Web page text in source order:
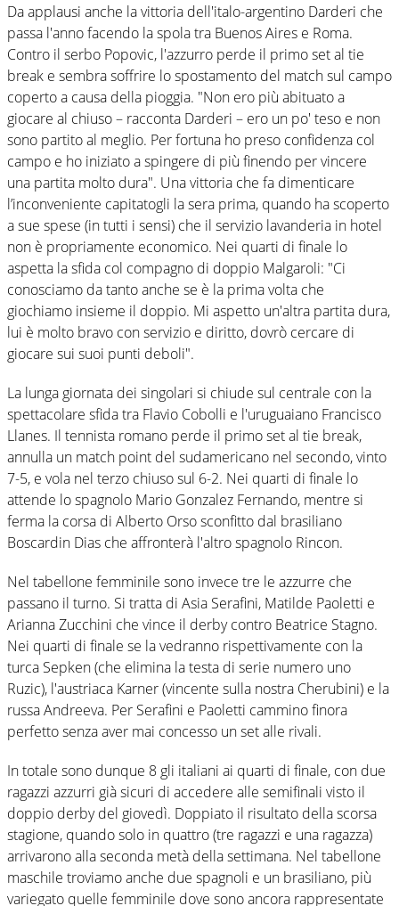
Da applausi anche la vittoria dell'italo-argentino Darderi che
passa l'anno facendo la spola tra Buenos Aires e Roma.
Contro il serbo Popovic, l'azzurro perde il primo set al tie
break e sembra soffrire lo spostamento del match sul campo
coperto a causa della pioggia. "Non ero più abituato a
giocare al chiuso – racconta Darderi – ero un po' teso e non
sono partito al meglio. Per fortuna ho preso confidenza col
campo e ho iniziato a spingere di più finendo per vincere
una partita molto dura". Una vittoria che fa dimenticare
l’inconveniente capitatogli la sera prima, quando ha scoperto
a sue spese (in tutti i sensi) che il servizio lavanderia in hotel
non è propriamente economico. Nei quarti di finale lo
aspetta la sfida col compagno di doppio Malgaroli: "Ci
conosciamo da tanto anche se è la prima volta che
giochiamo insieme il doppio. Mi aspetto un'altra partita dura,
lui è molto bravo con servizio e diritto, dovrò cercare di
giocare sui suoi punti deboli".
La lunga giornata dei singolari si chiude sul centrale con la
spettacolare sfida tra Flavio Cobolli e l'uruguaiano Francisco
Llanes. Il tennista romano perde il primo set al tie break,
annulla un match point del sudamericano nel secondo, vinto
7-5, e vola nel terzo chiuso sul 6-2. Nei quarti di finale lo
attende lo spagnolo Mario Gonzalez Fernando, mentre si
ferma la corsa di Alberto Orso sconfitto dal brasiliano
Boscardin Dias che affronterà l'altro spagnolo Rincon.
Nel tabellone femminile sono invece tre le azzurre che
passano il turno. Si tratta di Asia Serafini, Matilde Paoletti e
Arianna Zucchini che vince il derby contro Beatrice Stagno.
Nei quarti di finale se la vedranno rispettivamente con la
turca Sepken (che elimina la testa di serie numero uno
Ruzic), l'austriaca Karner (vincente sulla nostra Cherubini) e la
russa Andreeva. Per Serafini e Paoletti cammino finora
perfetto senza aver mai concesso un set alle rivali.
In totale sono dunque 8 gli italiani ai quarti di finale, con due
ragazzi azzurri già sicuri di accedere alle semifinali visto il
doppio derby del giovedì. Doppiato il risultato della scorsa
stagione, quando solo in quattro (tre ragazzi e una ragazza)
arrivarono alla seconda metà della settimana. Nel tabellone
maschile troviamo anche due spagnoli e un brasiliano, più
variegato quelle femminile dove sono ancora rappresentate